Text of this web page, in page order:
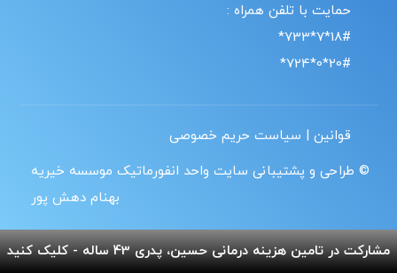
حمایت با تلفن همراه :
18#*7*733*
20#*0*724*
قوانین | سیاست حریم خصوصی
© طراحی و پشتیبانی سایت واحد انفورماتیک موسسه خیریه
بهنام دهش پور
مشارکت در تامین هزینه درمانی حسین، پدری 43 ساله - کلیک کنید